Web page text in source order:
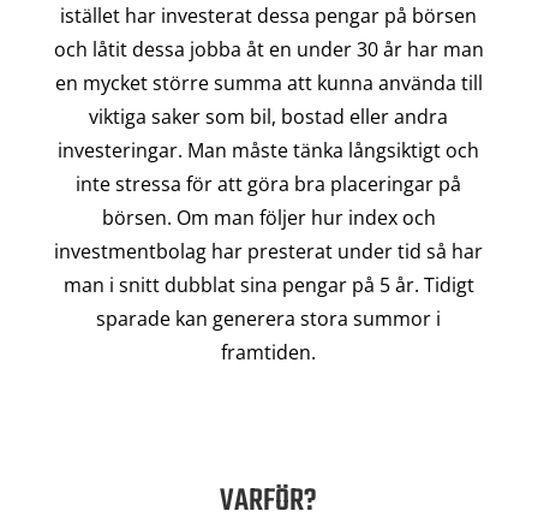
istället har investerat dessa pengar på börsen
och låtit dessa jobba åt en under 30 år har man
en mycket större summa att kunna använda till
viktiga saker som bil, bostad eller andra
investeringar. Man måste tänka långsiktigt och
inte stressa för att göra bra placeringar på
börsen. Om man följer hur index och
investmentbolag har presterat under tid så har
man i snitt dubblat sina pengar på 5 år. Tidigt
sparade kan generera stora summor i
framtiden.
VARFÖR?